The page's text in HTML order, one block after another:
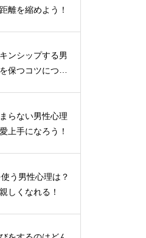
離を縮めよう！
ンシップする男
保つコツについ
らない男性心理
上手になろう！
う男性心理は？
しくなれる！